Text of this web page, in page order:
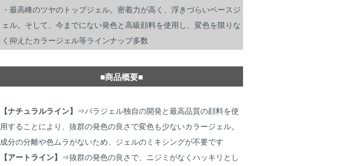
・最高峰のツヤのトップジェル。密着力が高く、浮きづらいベースジ
ェル。そして、今までにない発色と高級顔料を使用し、変色を限りな
く抑えたカラージェル等ラインナップ多数
■商品概要■
【ナチュラルライン】 ⇒パラジェル独自の開発と最高品質の顔料を使
用することにより、抜群の発色の良さで変色も少ないカラージェル。
成分の分離や色ムラがないため、ジェルのミキシングが不要です
【アートライン】 ⇒抜群の発色の良さで、ニジミがなくハッキリとし